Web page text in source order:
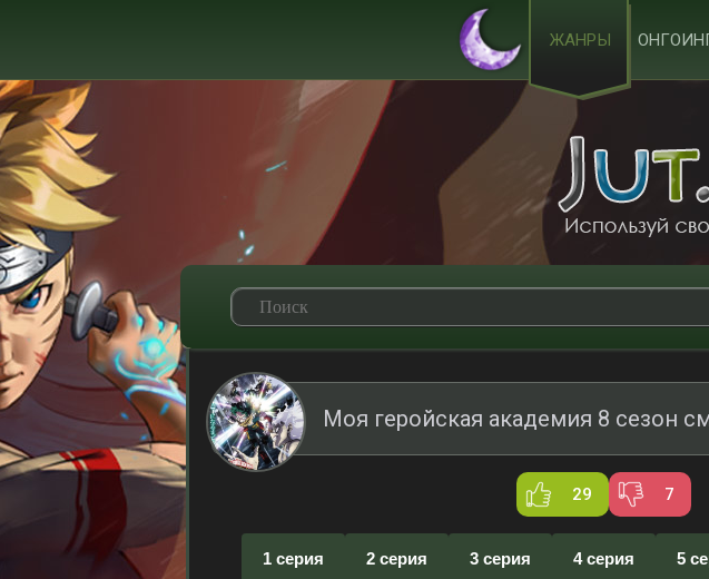
ЖАНРЫ
Моя геройская академия 8 сезон
29 7
1 серия 2 серия 3 серия 4 серия 5